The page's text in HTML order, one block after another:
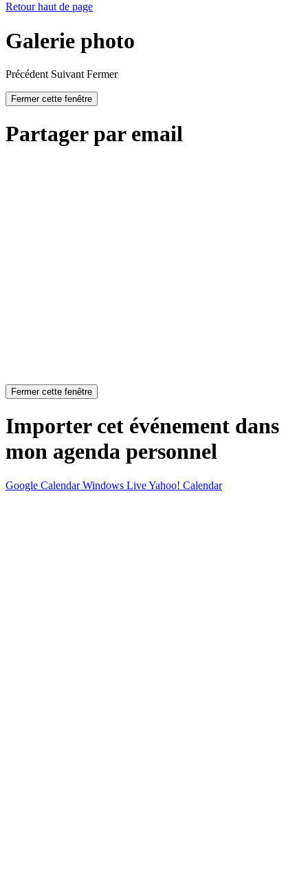
Retour haut de page
Galerie photo
Précédent Suivant Fermer
Fermer cette fenêtre
Partager par email
Fermer cette fenêtre
Importer cet événement dans
mon agenda personnel
Google Calendar Windows LiveYahoo! Calendar